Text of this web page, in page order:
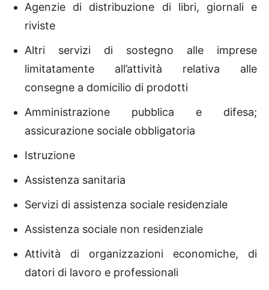
Agenzie di distribuzione di libri, giornali e
riviste
Altri servizi di sostegno alle imprese
limitatamente all’attività relativa alle
consegne a domicilio di prodotti
Amministrazione pubblica e difesa;
assicurazione sociale obbligatoria
Istruzione
Assistenza sanitaria
Servizi di assistenza sociale residenziale
Assistenza sociale non residenziale
Attività di organizzazioni economiche, di
datori di lavoro e professionali